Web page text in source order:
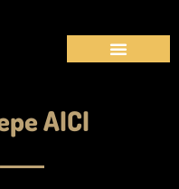
AICI